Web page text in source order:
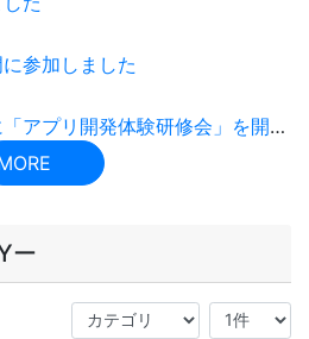
学大学院教授
ビーイング看
催しました
分
を志す２・３年生を対象に、石
厳を持ち、その人らしい幸福（ウ
方を支える看護」を実践されてお